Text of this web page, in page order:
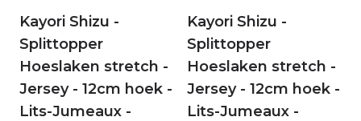
Kayori Shizu -
Splittopper
Hoeslaken stretch -
Jersey - 12cm hoek -
Lits-Jumeaux -
Kayori Shizu -
Splittopper
Hoeslaken stretch -
Jersey - 12cm hoek -
Lits-Jumeaux -